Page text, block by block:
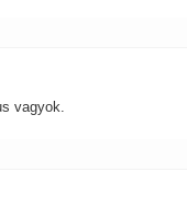
vagyok.